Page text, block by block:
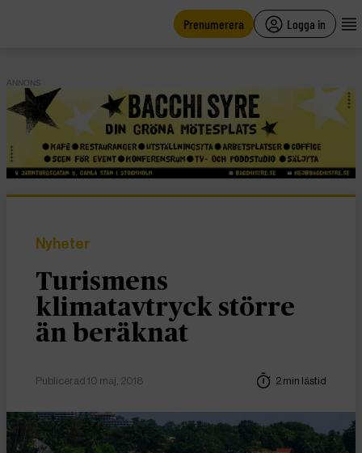
Prenumerera Logga in
ANNONS
Nyheter
Turismens
klimatavtryck större
än beräknat
Publicerad 10 maj, 2018 2 min lästid